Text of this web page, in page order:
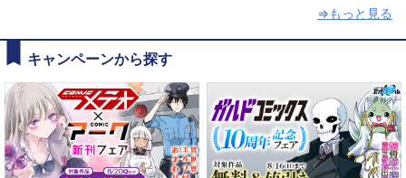
⇒もっと見る
キャンペーンから探す